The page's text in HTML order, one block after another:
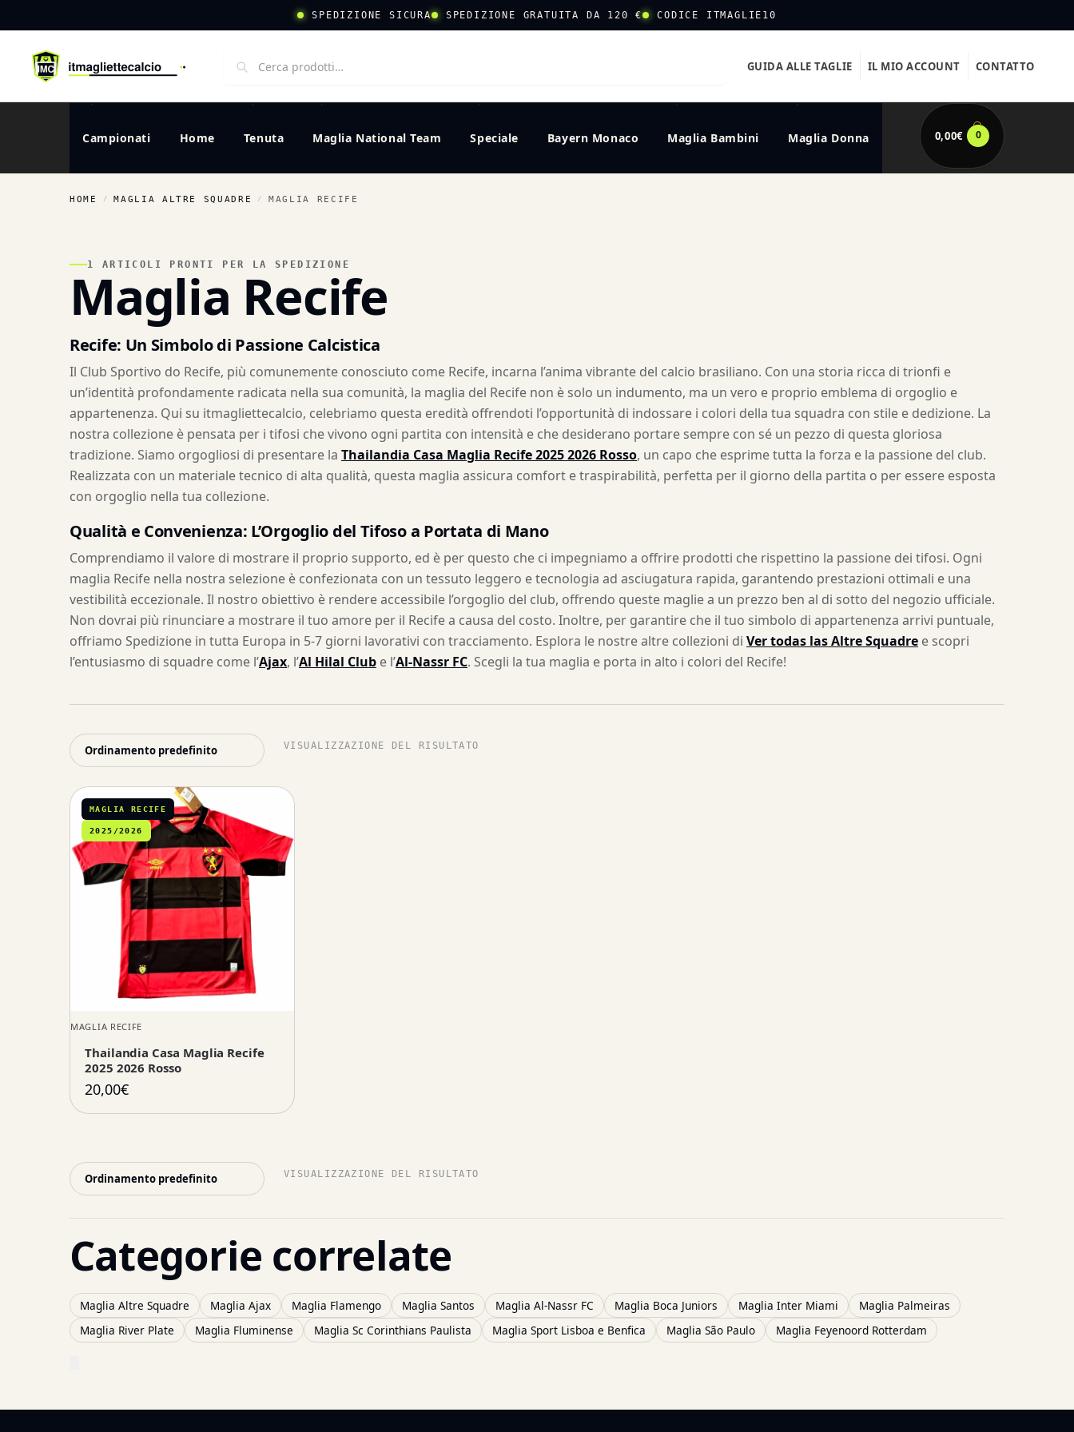
SPEDIZIONE SICURA SPEDIZIONE GRATUITA DA 120 € CODICE ITMAGLIE10
GUIDA ALLE TAGLIE IL MIO ACCOUNT CONTATTO
Campionati Home Tenuta Maglia National Team Speciale Bayern Monaco Maglia Bambini Maglia Donna 0,00€ 0
HOME / MAGLIA ALTRE SQUADRE / MAGLIA RECIFE
1 ARTICOLI PRONTI PER LA SPEDIZIONE
Maglia Recife
Recife: Un Simbolo di Passione Calcistica
Il Club Sportivo do Recife, più comunemente conosciuto come Recife, incarna l’anima vibrante del calcio brasiliano. Con una storia ricca di trionfi e
un’identità profondamente radicata nella sua comunità, la maglia del Recife non è solo un indumento, ma un vero e proprio emblema di orgoglio e
appartenenza. Qui su itmagliettecalcio, celebriamo questa eredità offrendoti l’opportunità di indossare i colori della tua squadra con stile e dedizione. La
nostra collezione è pensata per i tifosi che vivono ogni partita con intensità e che desiderano portare sempre con sé un pezzo di questa gloriosa
tradizione. Siamo orgogliosi di presentare la Thailandia Casa Maglia Recife 2025 2026 Rosso, un capo che esprime tutta la forza e la passione del club.
Realizzata con un materiale tecnico di alta qualità, questa maglia assicura comfort e traspirabilità, perfetta per il giorno della partita o per essere esposta
con orgoglio nella tua collezione.
Qualità e Convenienza: L’Orgoglio del Tifoso a Portata di Mano
Comprendiamo il valore di mostrare il proprio supporto, ed è per questo che ci impegniamo a offrire prodotti che rispettino la passione dei tifosi. Ogni
maglia Recife nella nostra selezione è confezionata con un tessuto leggero e tecnologia ad asciugatura rapida, garantendo prestazioni ottimali e una
vestibilità eccezionale. Il nostro obiettivo è rendere accessibile l’orgoglio del club, offrendo queste maglie a un prezzo ben al di sotto del negozio ufficiale.
Non dovrai più rinunciare a mostrare il tuo amore per il Recife a causa del costo. Inoltre, per garantire che il tuo simbolo di appartenenza arrivi puntuale,
offriamo Spedizione in tutta Europa in 5-7 giorni lavorativi con tracciamento. Esplora le nostre altre collezioni di Ver todas las Altre Squadre e scopri
l’entusiasmo di squadre come l’Ajax, l’Al Hilal Club e l’Al-Nassr FC. Scegli la tua maglia e porta in alto i colori del Recife!
VISUALIZZAZIONE DEL RISULTATO
MAGLIA RECIFE
2025/2026
MAGLIA RECIFE
Thailandia Casa Maglia Recife
2025 2026 Rosso
20,00€
VISUALIZZAZIONE DEL RISULTATO
Categorie correlate
Maglia Altre Squadre Maglia Ajax Maglia Flamengo Maglia Santos Maglia Al-Nassr FC Maglia Boca Juniors Maglia Inter Miami
Maglia Palmeiras
Maglia River Plate
Maglia Fluminense Maglia Sc Corinthians Paulista Maglia Sport Lisboa e Benfica Maglia São Paulo Maglia Feyenoord Rotterdam